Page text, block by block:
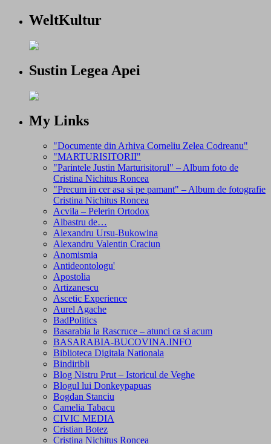
WeltKultur
Sustin Legea Apei
My Links
"Documente din Arhiva Corneliu Zelea Codreanu"
"MARTURISITORII"
"Parintele Justin Marturisitorul" – Album foto de
Cristina Nichitus Roncea
"Precum in cer asa si pe pamant" – Album de fotografie
Cristina Nichitus Roncea
Acvila – Pelerin Ortodox
Albastru de…
Alexandru Ursu-Bukowina
Alexandru Valentin Craciun
Anomismia
Antideontologu'
Apostolia
Artizanescu
Ascetic Experience
Aurel Agache
BadPolitics
Basarabia la Rascruce – atunci ca si acum
BASARABIA-BUCOVINA.INFO
Biblioteca Digitala Nationala
Bindiribli
Blog Nistru Prut – Istoricul de Veghe
Blogul lui Donkeypapuas
Bogdan Stanciu
Camelia Tabacu
CIVIC MEDIA
Cristian Botez
Cristina Nichitus Roncea